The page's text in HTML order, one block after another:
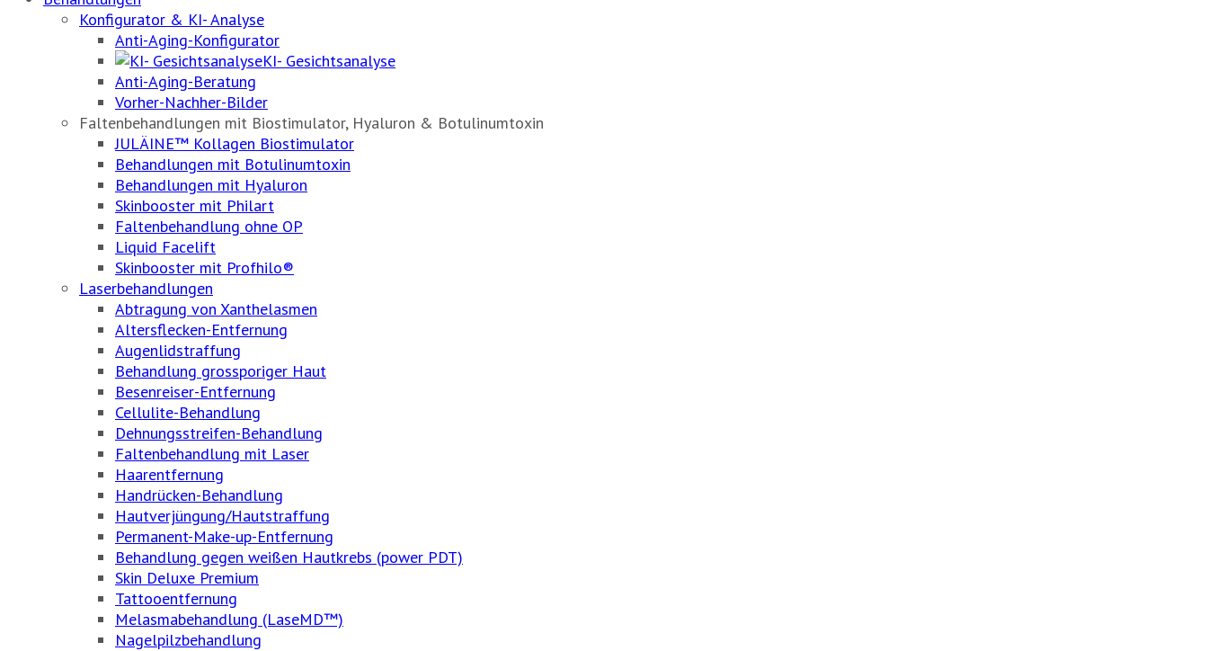
Konfigurator & KI- Analyse
Anti-Aging-Konfigurator
KI- Gesichtsanalyse
Anti-Aging-Beratung
Vorher-Nachher-Bilder
Faltenbehandlungen mit Biostimulator, Hyaluron & Botulinumtoxin
JULÄINE™ Kollagen Biostimulator
Behandlungen mit Botulinumtoxin
Behandlungen mit Hyaluron
Skinbooster mit Philart
Faltenbehandlung ohne OP
Liquid Facelift
Skinbooster mit Profhilo®
Laserbehandlungen
Abtragung von Xanthelasmen
Altersflecken-Entfernung
Augenlidstraffung
Behandlung grossporiger Haut
Besenreiser-Entfernung
Cellulite-Behandlung
Dehnungsstreifen-Behandlung
Faltenbehandlung mit Laser
Haarentfernung
Handrücken-Behandlung
Hautverjüngung/Hautstraffung
Permanent-Make-up-Entfernung
Behandlung gegen weißen Hautkrebs (power PDT)
Skin Deluxe Premium
Tattooentfernung
Melasmabehandlung (LaseMD™)
Nagelpilzbehandlung